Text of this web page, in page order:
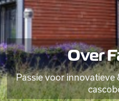
Over
Passie voor innovatieve